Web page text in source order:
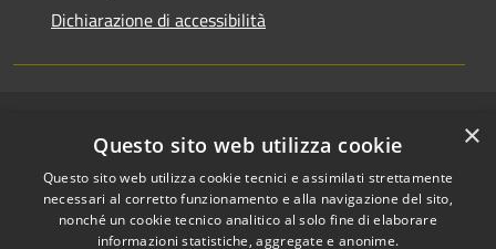
Dichiarazione di accessibilità
Accessibilità
Privacy
Cookie
Mappa del sito
Copyright © 2026 • Comune di
Riccione • Powered by
Municipium•Accesso
redazione
×
Questo sito web utilizza cookie
Questo sito web utilizza cookie tecnici e assimilati strettamente
necessari al corretto funzionamento e alla navigazione del sito,
nonché un cookie tecnico analitico al solo fine di elaborare
informazioni statistiche, aggregate e anonime.